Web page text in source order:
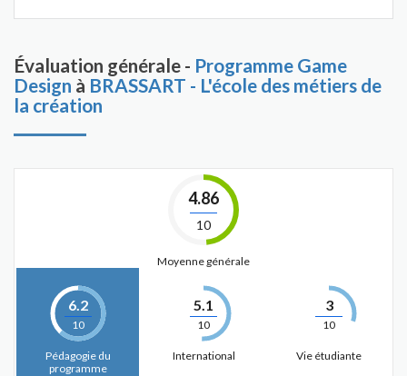
Évaluation générale - Programme Game
Design à BRASSART - L'école des métiers de
la création
4.86
10
Moyenne générale
6.2
10
Pédagogie du
programme
5.1
10
International
3
10
Vie étudiante